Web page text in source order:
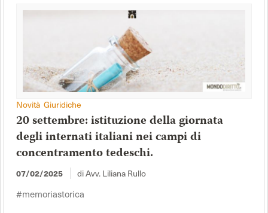
Novità Giuridiche
20 settembre: istituzione della giornata
degli internati italiani nei campi di
concentramento tedeschi.
07/02/2025 di Avv. Liliana Rullo
#memoriastorica